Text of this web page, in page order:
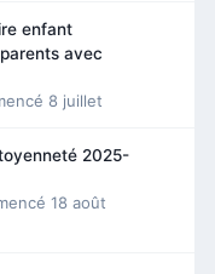
enfant
avec
8 juillet
2025-
18 août